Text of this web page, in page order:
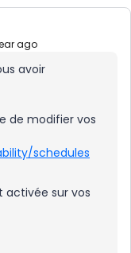
ago
avoir
de modifier vos
schedules
activée sur vos